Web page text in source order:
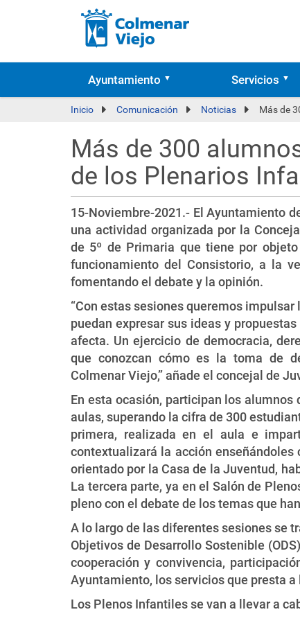
Ayuntamiento Servicios
Inicio Comunicación Noticias Más de
Más de 300
de los Plenarios
15-Noviembre-2021.- El Ayuntamiento
una actividad organizada por la
de 5º de Primaria que tiene por
funcionamiento del Consistorio, a la
fomentando el debate y la opinión.
“Con estas sesiones queremos
puedan expresar sus ideas y
afecta. Un ejercicio de democracia,
que conozcan cómo es la toma de
Colmenar Viejo,” añade el concejal de
En esta ocasión, participan los
aulas, superando la cifra de 300
primera, realizada en el aula e
contextualizará la acción
orientado por la Casa de la Juventud,
La tercera parte, ya en el Salón de
pleno con el debate de los temas que
A lo largo de las diferentes sesiones se
Objetivos de Desarrollo Sostenible
cooperación y convivencia,
Ayuntamiento, los servicios que presta
Los Plenos Infantiles se van a llevar a